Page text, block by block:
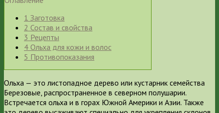
1 Заготовка
2 Состав и свойства
3 Рецепты
4 Ольха для кожи и волос
5 Противопоказания
Ольха — это листопадное дерево или кустарник семейства
Березовые, распространенное в северном полушарии.
Встречается ольха и в горах Южной Америки и Азии. Также